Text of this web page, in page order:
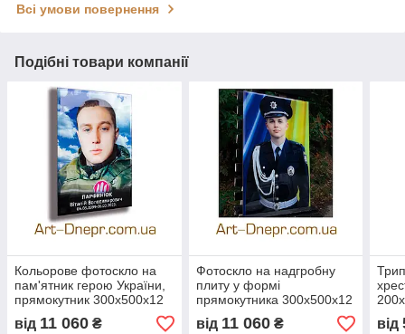
Всі умови повернення
Подібні товари компанії
Кольорове фотоскло на
пам'ятник герою України,
прямокутник 300х500х12
мм
від 11 060 ₴
Фотоскло на надгробну
плиту у формі
прямокутника 300х500х12
мм
від 11 060₴ від